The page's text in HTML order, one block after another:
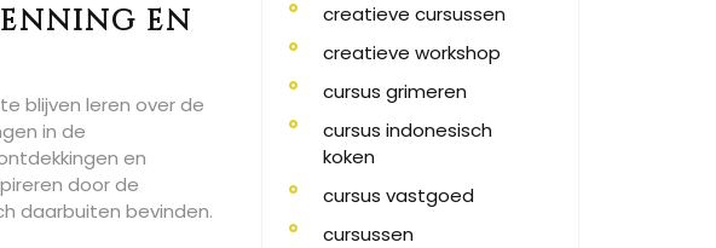
en
blijven leren over de
in de
en
door de
daarbuiten bevinden.
creatieve cursussen
creatieve workshop
cursus grimeren
cursus indonesisch
koken
cursus vastgoed
cursussen